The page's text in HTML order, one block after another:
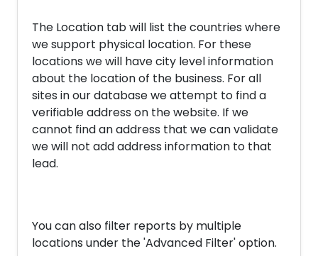
The Location tab will list the countries where
we support physical location. For these
locations we will have city level information
about the location of the business. For all
sites in our database we attempt to find a
verifiable address on the website. If we
cannot find an address that we can validate
we will not add address information to that
lead.
You can also filter reports by multiple
locations under the 'Advanced Filter' option.